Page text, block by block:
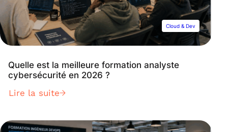
Cloud & Dev
Quelle est la meilleure formation analyste
cybersécurité en 2026 ?
Lire la suite